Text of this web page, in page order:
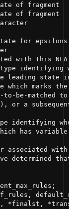
  * transchar - transition character
  * accptnum - accepting number